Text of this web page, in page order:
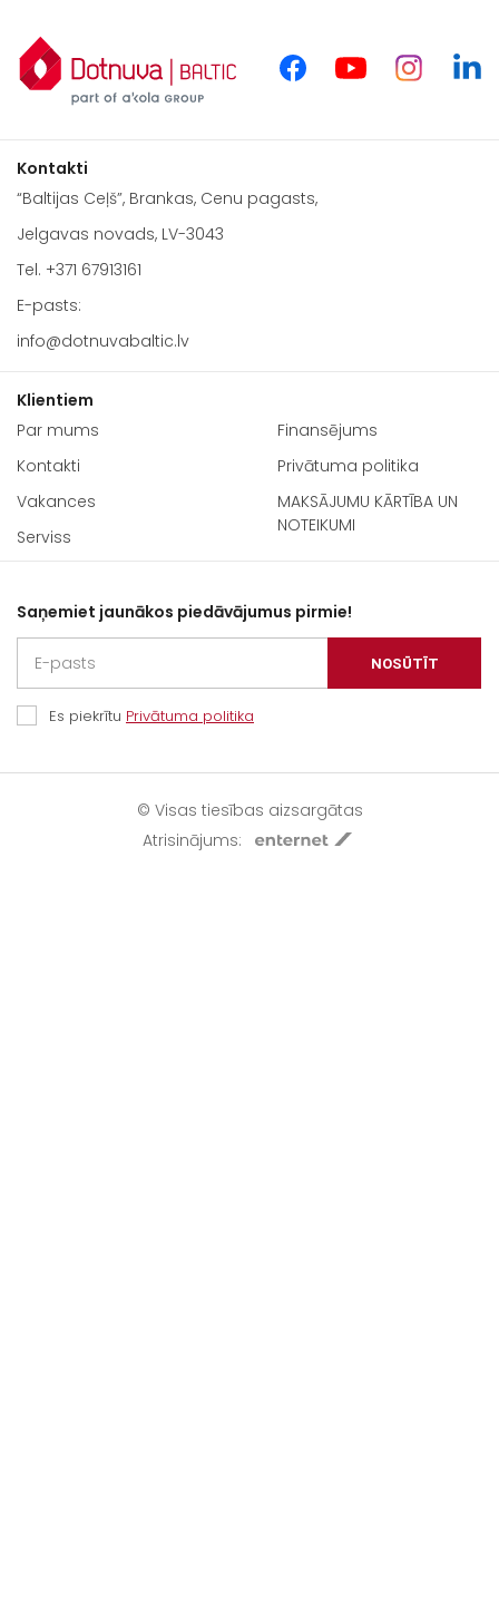
Kontakti
“Baltijas Ceļš”, Brankas, Cenu pagasts,
Jelgavas novads, LV-3043
Tel. +371 67913161
E-pasts:
info@dotnuvabaltic.lv
Klientiem
Par mums
Kontakti
Vakances
Serviss
Finansējums
Privātuma politika
MAKSĀJUMU KĀRTĪBA UN
NOTEIKUMI
Saņemiet jaunākos piedāvājumus pirmie!
NOSŪTĪT
Es piekrītu Privātuma politika
© Visas tiesības aizsargātas
Atrisinājums: